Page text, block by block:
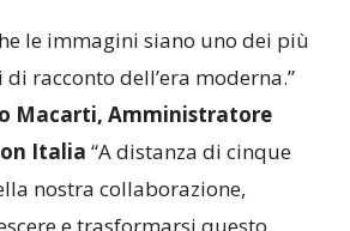
le immagini siano uno dei più
racconto dell’era moderna.”
Macarti, Amministratore
Italia “A distanza di cinque
nostra collaborazione,
e trasformarsi questo